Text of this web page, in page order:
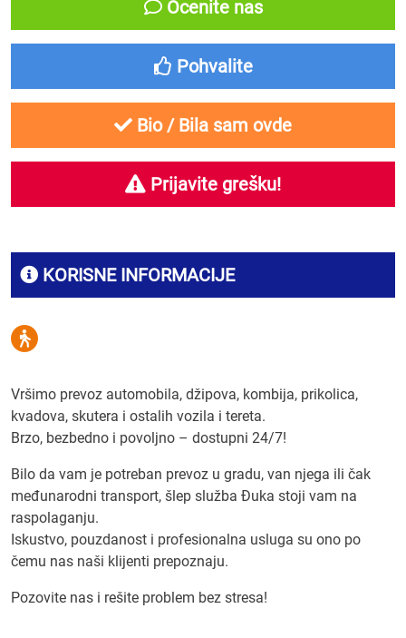
KORISNE INFORMACIJE
Vršimo prevoz automobila, džipova, kombija, prikolica,
kvadova, skutera i ostalih vozila i tereta.
Brzo, bezbedno i povoljno – dostupni 24/7!
Bilo da vam je potreban prevoz u gradu, van njega ili čak
međunarodni transport, šlep služba Đuka stoji vam na
raspolaganju.
Iskustvo, pouzdanost i profesionalna usluga su ono po
čemu nas naši klijenti prepoznaju.
Pozovite nas i rešite problem bez stresa!
Ocenite nas
Pohvalite
Bio / Bila sam ovde
Prijavite grešku!